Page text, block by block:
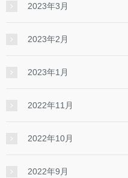
2023年3月
2023年2月
2023年1月
2022年11月
2022年10月
2022年9月